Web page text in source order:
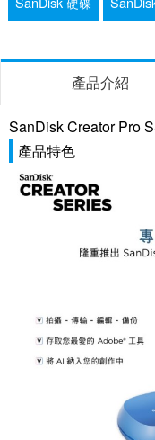
產品介紹
SanDisk Creator Pro
產品特色